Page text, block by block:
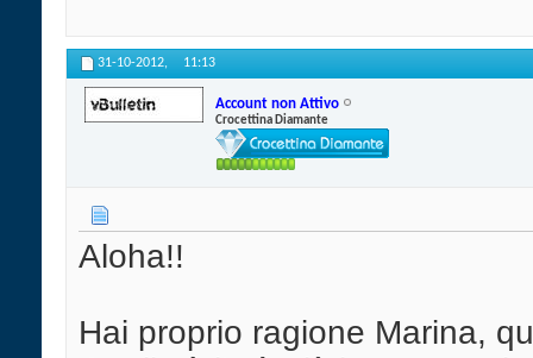
31-10-2012, 11:13
Account non Attivo
Crocettina Diamante
Aloha!!
Hai proprio ragione Marina,